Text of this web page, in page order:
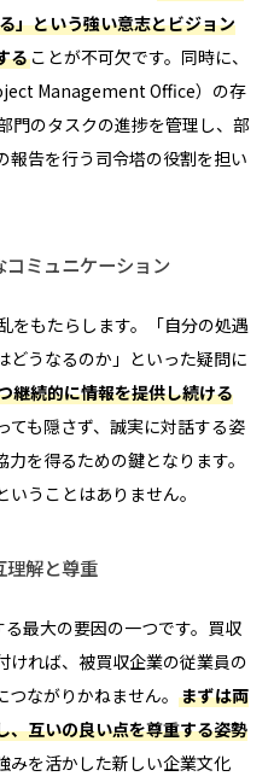
」という強い意志とビジョン
る ことが不可欠です。同時に、
Management Office）の存
門のタスクの進捗を管理し、部
報告を行う司令塔の役割を担い
ミュニケーション
をもたらします。「自分の処遇
どうなるのか」といった疑問に
継続的に情報を提供し続ける
ても隠さず、誠実に対話する姿
を得るための鍵となります。
うことはありません。
理解と尊重
最大の要因の一つです。買収
ければ、被買収企業の従業員の
ながりかねません。 まずは両
、互いの良い点を尊重する姿勢
みを活かした新しい企業文化